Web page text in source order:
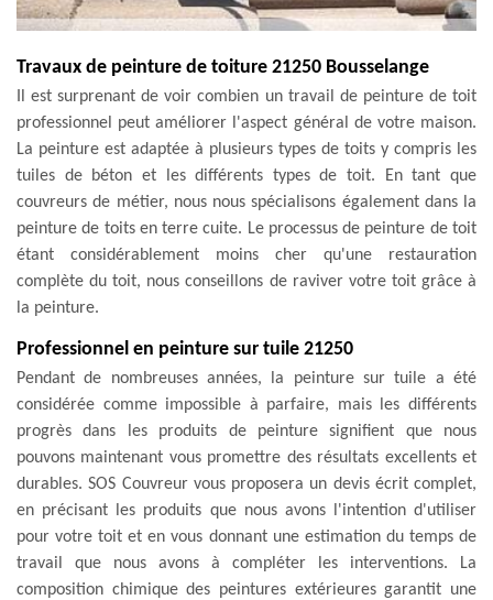
Travaux de peinture de toiture 21250 Bousselange
Il est surprenant de voir combien un travail de peinture de toit
professionnel peut améliorer l'aspect général de votre maison.
La peinture est adaptée à plusieurs types de toits y compris les
tuiles de béton et les différents types de toit. En tant que
couvreurs de métier, nous nous spécialisons également dans la
peinture de toits en terre cuite. Le processus de peinture de toit
étant considérablement moins cher qu'une restauration
complète du toit, nous conseillons de raviver votre toit grâce à
la peinture.
Professionnel en peinture sur tuile 21250
Pendant de nombreuses années, la peinture sur tuile a été
considérée comme impossible à parfaire, mais les différents
progrès dans les produits de peinture signifient que nous
pouvons maintenant vous promettre des résultats excellents et
durables. SOS Couvreur vous proposera un devis écrit complet,
en précisant les produits que nous avons l'intention d'utiliser
pour votre toit et en vous donnant une estimation du temps de
travail que nous avons à compléter les interventions. La
composition chimique des peintures extérieures garantit une